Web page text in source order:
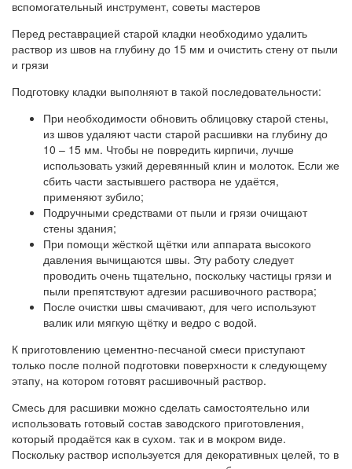
Перед реставрацией старой кладки необходимо удалить
раствор из швов на глубину до 15 мм и очистить стену от пыли
и грязи
Подготовку кладки выполняют в такой последовательности:
При необходимости обновить облицовку старой стены,
из швов удаляют части старой расшивки на глубину до
10 – 15 мм. Чтобы не повредить кирпичи, лучше
использовать узкий деревянный клин и молоток. Если же
сбить части застывшего раствора не удаётся,
применяют зубило;
Подручными средствами от пыли и грязи очищают
стены здания;
При помощи жёсткой щётки или аппарата высокого
давления вычищаются швы. Эту работу следует
проводить очень тщательно, поскольку частицы грязи и
пыли препятствуют адгезии расшивочного раствора;
После очистки швы смачивают, для чего используют
валик или мягкую щётку и ведро с водой.
К приготовлению цементно-песчаной смеси приступают
только после полной подготовки поверхности к следующему
этапу, на котором готовят расшивочный раствор.
Смесь для расшивки можно сделать самостоятельно или
использовать готовый состав заводского приготовления,
который продаётся как в сухом. так и в мокром виде.
Поскольку раствор используется для декоративных целей, то в